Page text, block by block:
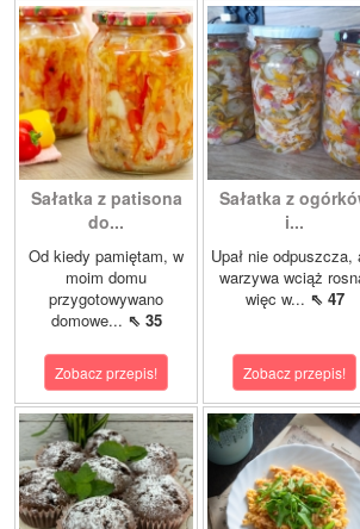
Sałatka z patisona
do...
Od kiedy pamiętam, w
moim domu
przygotowywano
domowe... ⇖ 35
Zobacz przepis!
Sałatka z
i...
Upał nie odpuszcza,
warzywa wciąż
więc w... ⇖ 47
Zobacz przepis!